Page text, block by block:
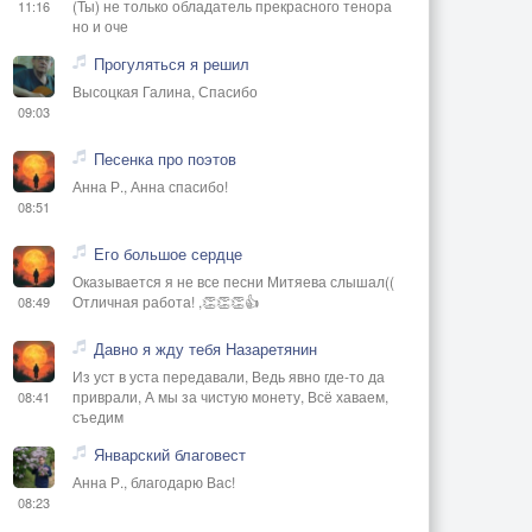
11:16
(Ты) не только обладатель прекрасного тенора
но и оче
09:03
Прогуляться я решил
Высоцкая Галина, Спасибо
08:51
Песенка про поэтов
Анна Р., Анна спасибо!
08:49
Его большое сердце
Оказывается я не все песни Митяева слышал((
Отличная работа! ,👏👏👏👍
08:41
Давно я жду тебя Назаретянин
Из уст в уста передавали, Ведь явно где-то да
приврали, А мы за чистую монету, Всё хаваем,
съедим
08:23
Январский благовест
Анна Р., благодарю Вас!